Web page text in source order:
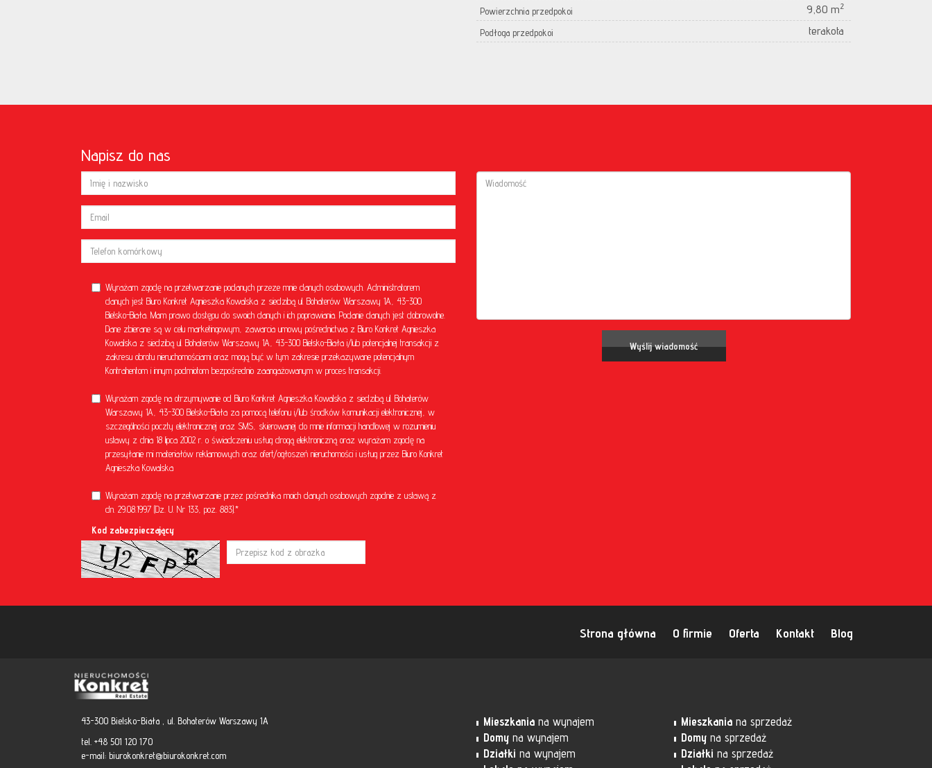
Powierzchnia przedpokoi 9,80 m2
Podłoga przedpokoi terakota
Napisz do nas
Wyrażam zgodę na przetwarzanie podanych przeze mnie danych osobowych. Administratorem
danych jest Biuro Konkret Agnieszka Kowalska z siedzibą ul. Bohaterów Warszawy 1A, 43-300
Bielsko-Biała. Mam prawo dostępu do swoich danych i ich poprawiania. Podanie danych jest dobrowolne.
Dane zbierane są w celu marketingowym, zawarcia umowy pośrednictwa z Biuro Konkret Agnieszka
Kowalska z siedzibą ul. Bohaterów Warszawy 1A, 43-300 Bielsko-Biała i/lub potencjalnej transakcji z
zakresu obrotu nieruchomościami oraz mogą być w tym zakresie przekazywane potencjalnym
Kontrahentom i innym podmiotom bezpośrednio zaangażowanym w proces transakcji.
Wyrażam zgodę na otrzymywanie od Biuro Konkret Agnieszka Kowalska z siedzibą ul. Bohaterów
Warszawy 1A, 43-300 Bielsko-Biała za pomocą telefonu i/lub środków komunikacji elektronicznej, w
szczególności poczty elektronicznej oraz SMS, skierowanej do mnie informacji handlowej w rozumieniu
ustawy z dnia 18 lipca 2002 r. o świadczeniu usług drogą elektroniczną oraz wyrażam zgodę na
przesyłanie mi materiałów reklamowych oraz ofert/ogłoszeń nieruchomości i usług przez Biuro Konkret
Agnieszka Kowalska
Wyrażam zgodę na przetwarzanie przez pośrednika moich danych osobowych zgodnie z ustawą z
dn. 29.08.1997 (Dz. U. Nr 133, poz. 883).*
Kod zabezpieczający
Strona główna O firmie Oferta Kontakt Blog
43-300 Bielsko-Biała , ul. Bohaterów Warszawy 1A
tel. +48 501 120 170
e-mail: biurokonkret@biurokonkret.com
Mieszkania na wynajem
Domy na wynajem
Działki na wynajem
Mieszkania na sprzedaż
Domy na sprzedaż
Działki na sprzedaż